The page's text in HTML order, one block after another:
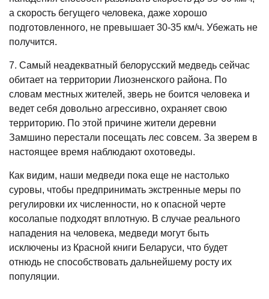
а скорость бегущего человека, даже хорошо
подготовленного, не превышает 30-35 км/ч. Убежать не
получится.
7. Самый неадекватный белорусский медведь сейчас
обитает на территории Лиозненского района. По
словам местных жителей, зверь не боится человека и
ведет себя довольно агрессивно, охраняет свою
территорию. По этой причине жители деревни
Замшино перестали посещать лес совсем. За зверем в
настоящее время наблюдают охотоведы.
Как видим, наши медведи пока еще не настолько
суровы, чтобы предпринимать экстренные меры по
регулировки их численности, но к опасной черте
косолапые подходят вплотную. В случае реального
нападения на человека, медведи могут быть
исключены из Красной книги Беларуси, что будет
отнюдь не способствовать дальнейшему росту их
популяции.